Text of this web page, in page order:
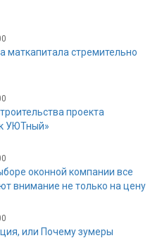
маткапитала стремительно
проекта
УЮТный»
оконной компании все
внимание не только на цену
или Почему зумеры